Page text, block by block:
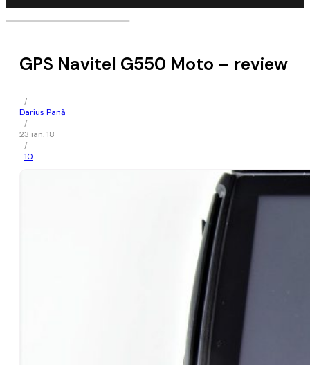
GPS Navitel G550 Moto – review
/
Darius Pană
/
23 ian. 18
/
10